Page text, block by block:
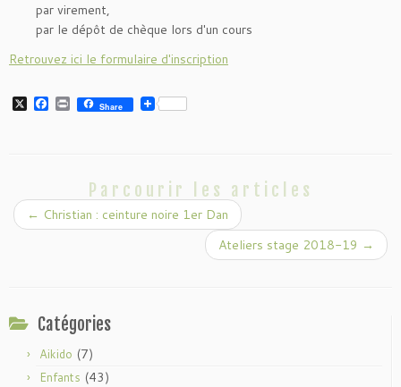
par virement,
par le dépôt de chèque lors d'un cours
Retrouvez ici le formulaire d'inscription
X F
k
P Share
Parcourir les articles
← Christian : ceinture noire 1er Dan
Ateliers stage 2018-19 →
Catégories
Aikido (7)
Enfants (43)